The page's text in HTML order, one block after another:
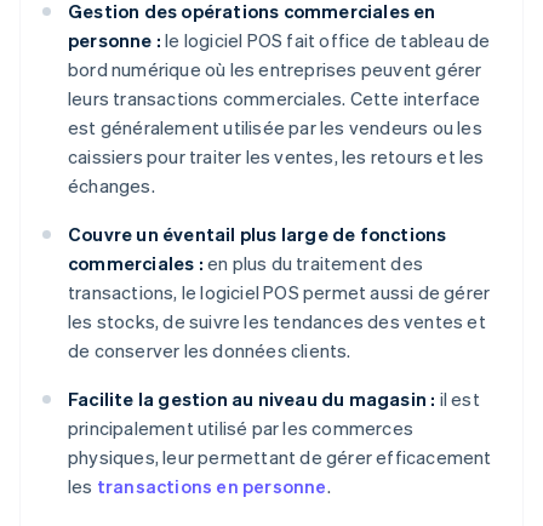
Gestion des opérations commerciales en
personne : le logiciel POS fait office de tableau de
bord numérique où les entreprises peuvent gérer
leurs transactions commerciales. Cette interface
est généralement utilisée par les vendeurs ou les
caissiers pour traiter les ventes, les retours et les
échanges.
Couvre un éventail plus large de fonctions
commerciales : en plus du traitement des
transactions, le logiciel POS permet aussi de gérer
les stocks, de suivre les tendances des ventes et
de conserver les données clients.
Facilite la gestion au niveau du magasin : il est
principalement utilisé par les commerces
physiques, leur permettant de gérer efficacement
les transactions en personne.